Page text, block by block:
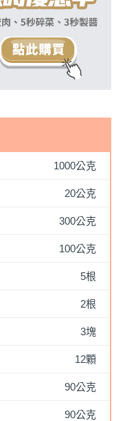
1000公克
20公克
300公克
100公克
5根
2根
3塊
12顆
90公克
90公克